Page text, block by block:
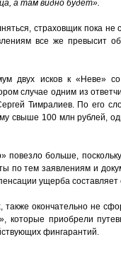
а там видно будет».
страховщик пока не
все же превысит
двух исков к «Неве» со
случае одним из
Тимралиев. По его
свыше 100 млн рублей,
повезло больше,
по тем заявлениям и
ущерба
также окончательно не
которые приобрели
фингарантий.